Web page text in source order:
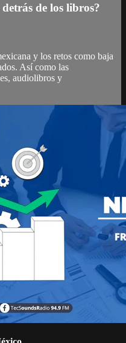
de los libros?
y los retos como baja
Así como las
audiolibros y